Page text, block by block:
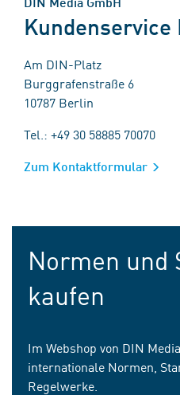
Kundenservice
Am DIN-Platz
Burggrafenstraße 6
10787 Berlin
Tel.: +49 30 58885 70070
Zum Kontaktformular
Normen und
kaufen
Im Webshop von DIN
internationale Normen,
Regelwerke.